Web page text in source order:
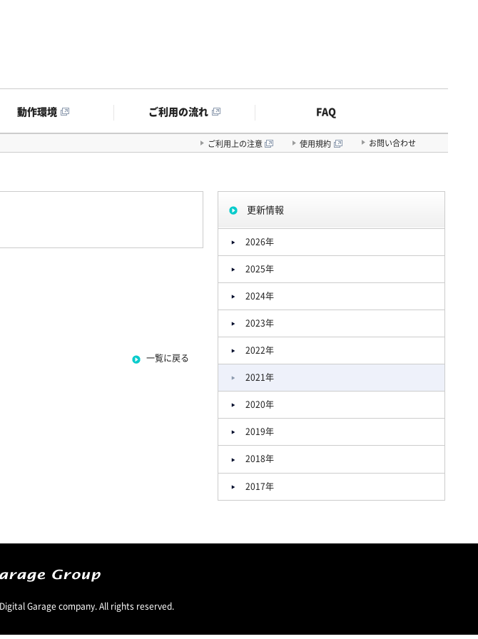
動作環境 ご利用の流れ FAQ
ご利用上の注意 使用規約 お問い合わせ
一覧に戻る
更新情報
2026年
2025年
2024年
2023年
2022年
2021年
2020年
2019年
2018年
2017年
Garage company. All rights reserved.